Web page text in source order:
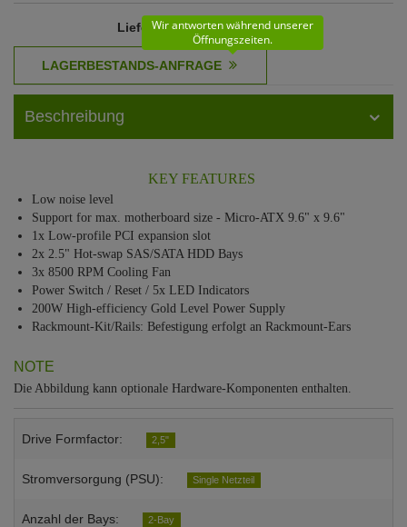
Lieferzeit: 61 - 62 Werktage
Wir antworten während unserer
Öffnungszeiten.
Beschreibung
KEY FEATURES
Low noise level
Support for max. motherboard size - Micro-ATX 9.6" x 9.6"
1x Low-profile PCI expansion slot
2x 2.5" Hot-swap SAS/SATA HDD Bays
3x 8500 RPM Cooling Fan
Power Switch / Reset / 5x LED Indicators
200W High-efficiency Gold Level Power Supply
Rackmount-Kit/Rails: Befestigung erfolgt an Rackmount-Ears
NOTE
Die Abbildung kann optionale Hardware-Komponenten enthalten.
Drive Formfactor: 2,5"
Stromversorgung (PSU): Single Netzteil
Anzahl der Bays: 2-Bay